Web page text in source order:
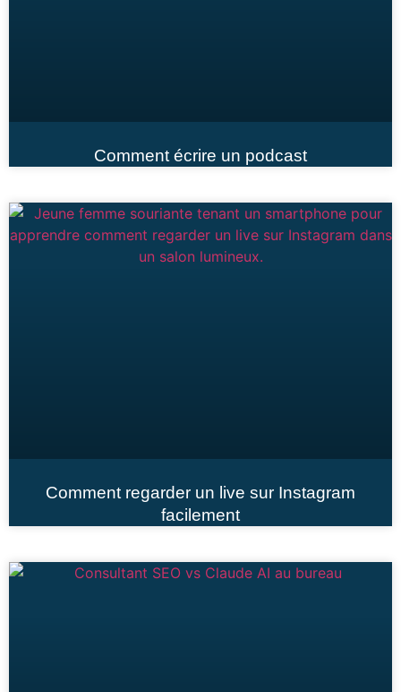
Comment écrire un podcast
Comment regarder un live sur Instagram
facilement